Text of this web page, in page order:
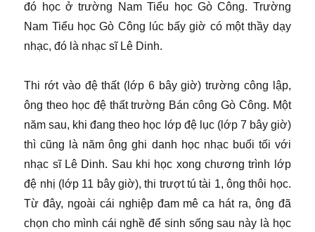
đó học ở trường Nam Tiểu học Gò Công. Trường
Nam Tiểu học Gò Công lúc bấy giờ có một thầy dạy
nhạc, đó là nhạc sĩ Lê Dinh.
Thi rớt vào đệ thất (lớp 6 bây giờ) trường công lập,
ông theo học đệ thất trường Bán công Gò Công. Một
năm sau, khi đang theo học lớp đệ lục (lớp 7 bây giờ)
thì cũng là năm ông ghi danh học nhạc buổi tối với
nhạc sĩ Lê Dinh. Sau khi học xong chương trình lớp
đệ nhị (lớp 11 bây giờ), thi trượt tú tài 1, ông thôi học.
Từ đây, ngoài cái nghiệp đam mê ca hát ra, ông đã
chọn cho mình cái nghề để sinh sống sau này là học